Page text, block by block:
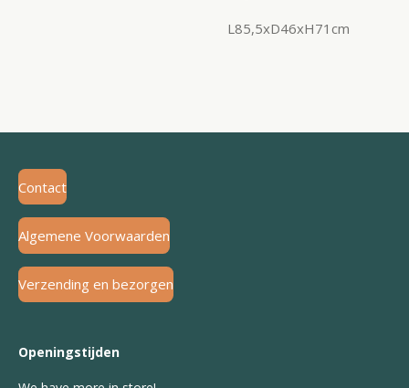
L85,5xD46xH71cm
Contact
Algemene Voorwaarden
Verzending en bezorgen
Openingstijden